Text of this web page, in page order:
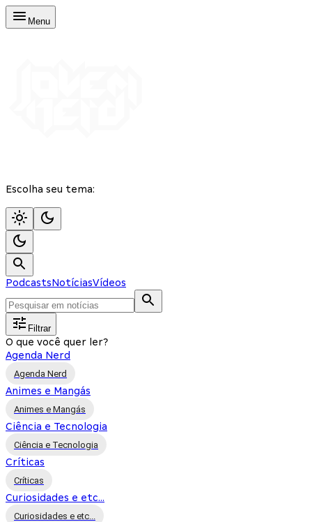
Menu
Escolha seu tema:
PodcastsNotíciasVídeos
Filtrar
O que você quer ler?
Agenda Nerd
Agenda Nerd
Animes e Mangás
Animes e Mangás
Ciência e Tecnologia
Ciência e Tecnologia
Críticas
Críticas
Curiosidades e etc...
Curiosidades e etc...